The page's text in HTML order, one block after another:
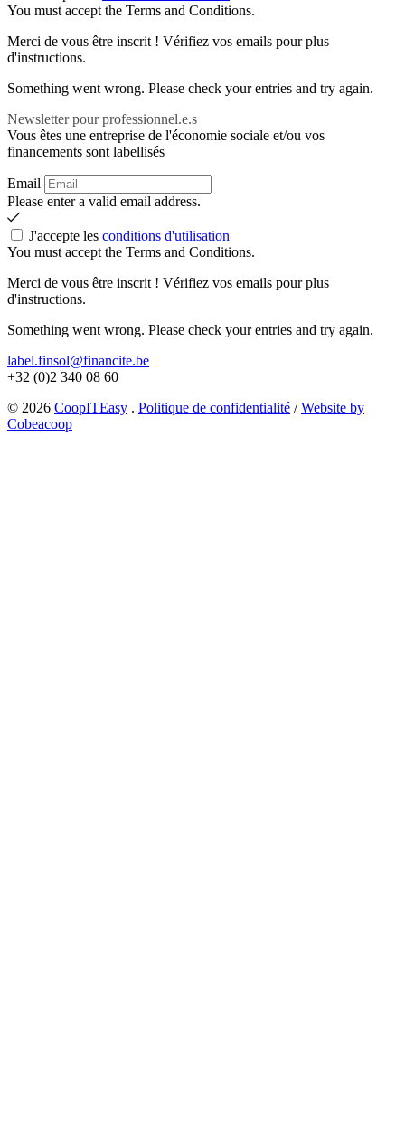
You must accept the Terms and Conditions.
Merci de vous être inscrit ! Vérifiez vos emails pour plus
d'instructions.
Something went wrong. Please check your entries and try again.
Newsletter pour professionnel.e.s
Vous êtes une entreprise de l'économie sociale et/ou vos
financements sont labellisés
Email
Please enter a valid email address.
J'accepte les conditions d'utilisation
You must accept the Terms and Conditions.
Merci de vous être inscrit ! Vérifiez vos emails pour plus
d'instructions.
Something went wrong. Please check your entries and try again.
label.finsol@financite.be
+32 (0)2 340 08 60
© 2026 CoopITEasy . Politique de confidentialité /Website by
Cobeacoop